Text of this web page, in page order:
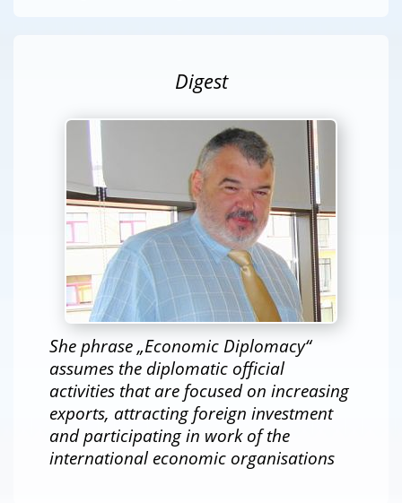
Digest
She phrase „Economic Diplomacy“
assumes the diplomatic official
activities that are focused on increasing
exports, attracting foreign investment
and participating in work of the
international economic organisations